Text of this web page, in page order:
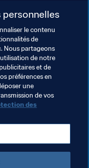
les encourager à
bouleversantes
ce qu’il fait. Il donne
Rwanda CAF
le contenu
de
Nous partageons
de notre
et de
préférences en
une
de vos
des